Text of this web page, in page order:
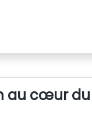
au cœur du